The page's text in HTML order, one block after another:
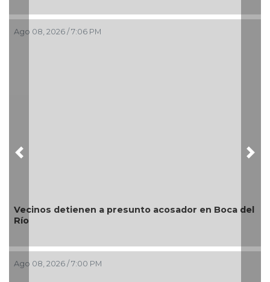
Ago 08, 2026 / 7:06 PM
Vecinos detienen a presunto acosador en Boca del
Río
Ago 08, 2026 / 7:00 PM
Previous